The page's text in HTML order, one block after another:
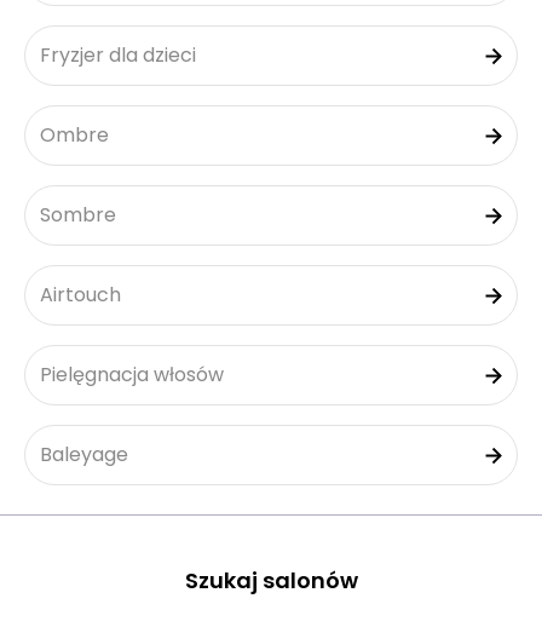
Fryzjer dla dzieci
Ombre
Sombre
Airtouch
Pielęgnacja włosów
Baleyage
Szukaj salonów